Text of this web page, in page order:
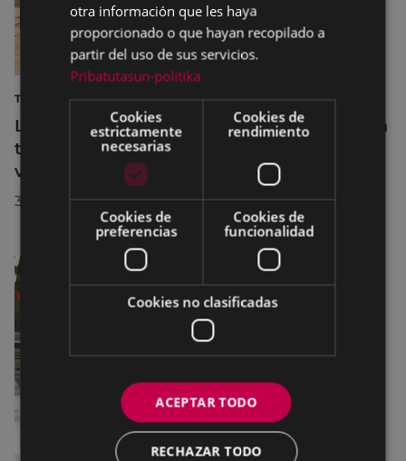
TURISMO
La diputada Azahara Domínguez destaca la
transformación turística de Eibar en su
visita a la localidad
30/07/2026
otra información que les haya
proporcionado o que hayan recopilado a
partir del uso de sus servicios.
Pribatutasun-politika
Cookies
estrictamente
necesarias
Cookies de
rendimiento
Cookies de
preferencias
Cookies de
funcionalidad
Cookies no clasificadas
ACEPTAR TODO
RECHAZAR TODO